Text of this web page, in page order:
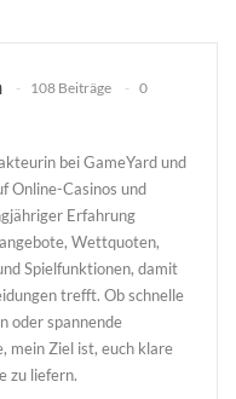
108 Beiträge
0
bei GameYard und
Online-Casinos und
Erfahrung
Wettquoten,
Spielfunktionen, damit
trefft. Ob schnelle
oder spannende
Ziel ist, euch klare
zu liefern.